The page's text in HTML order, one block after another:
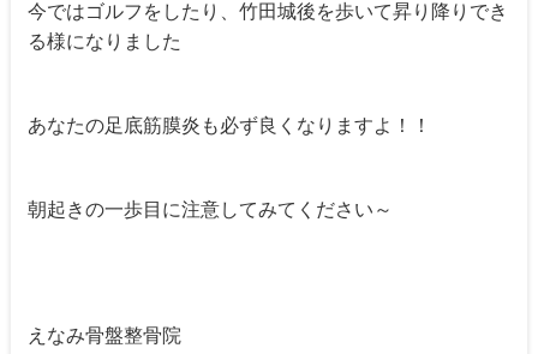
今ではゴルフをしたり、竹田城後を歩いて昇り降りでき
る様になりました
あなたの足底筋膜炎も必ず良くなりますよ！！
朝起きの一歩目に注意してみてください～
えなみ骨盤整骨院